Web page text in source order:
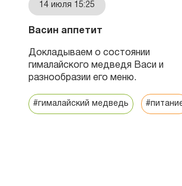
14 июля 15:25
Васин аппетит
Докладываем о состоянии
гималайского медведя Васи и
разнообразии его меню.
#гималайский медведь